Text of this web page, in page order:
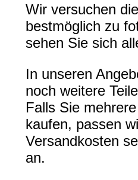
Wir versuchen
bestmöglich zu
sehen Sie sich
In unseren
noch weitere
Falls Sie
kaufen, passen
Versandkosten
an.